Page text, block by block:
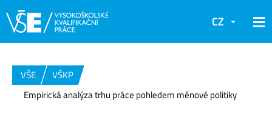
CZ
VŠE
VŠKP
Empirická analýza trhu práce pohledem měnové politiky